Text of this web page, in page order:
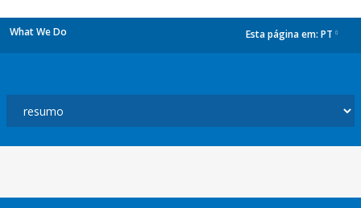
What We Do Esta página em: PT